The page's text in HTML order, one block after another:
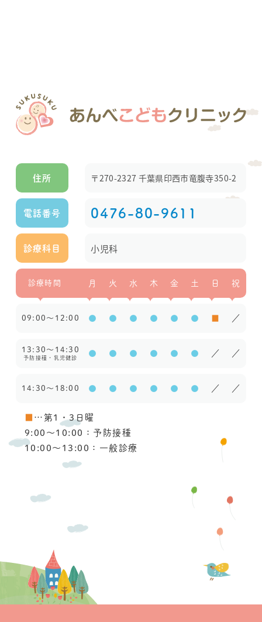
住所 〒270-2327 千葉県印西市竜腹寺350-2
電話番号 0476-80-9611
診療科目 小児科
診療時間 月 火 水 木 金 土 日 祝
09:00～12:00 ● ● ● ● ● ● ／
13:30～14:30
予防接種・乳児健診
● ● ● ● ● ● ／ ／
14:30～18:00 ● ● ● ● ● ● ／ ／
…第1・3日曜
9:00〜10:00：予防接種
10:00〜13:00：一般診療